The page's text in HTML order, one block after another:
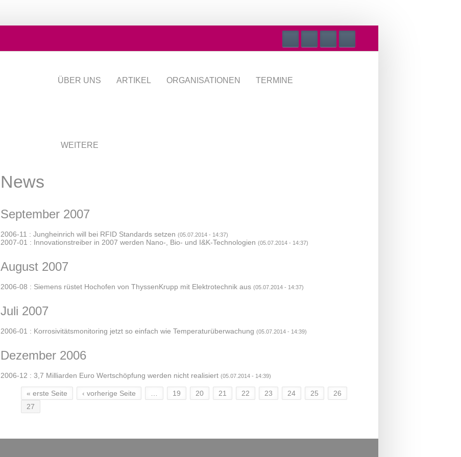
ÜBER UNS ARTIKEL ORGANISATIONEN TERMINE
WEITERE
News
September 2007
2006-11 : Jungheinrich will bei RFID Standards setzen (05.07.2014 - 14:37)
2007-01 : Innovationstreiber in 2007 werden Nano-, Bio- und I&K-Technologien (05.07.2014 - 14:37)
August 2007
2006-08 : Siemens rüstet Hochofen von ThyssenKrupp mit Elektrotechnik aus (05.07.2014 - 14:37)
Juli 2007
2006-01 : Korrosivitätsmonitoring jetzt so einfach wie Temperaturüberwachung (05.07.2014 - 14:39)
Dezember 2006
2006-12 : 3,7 Milliarden Euro Wertschöpfung werden nicht realisiert (05.07.2014 - 14:39)
Seiten« erste Seite ‹ vorherige Seite 19 20 21 22 23 24 25
26
27